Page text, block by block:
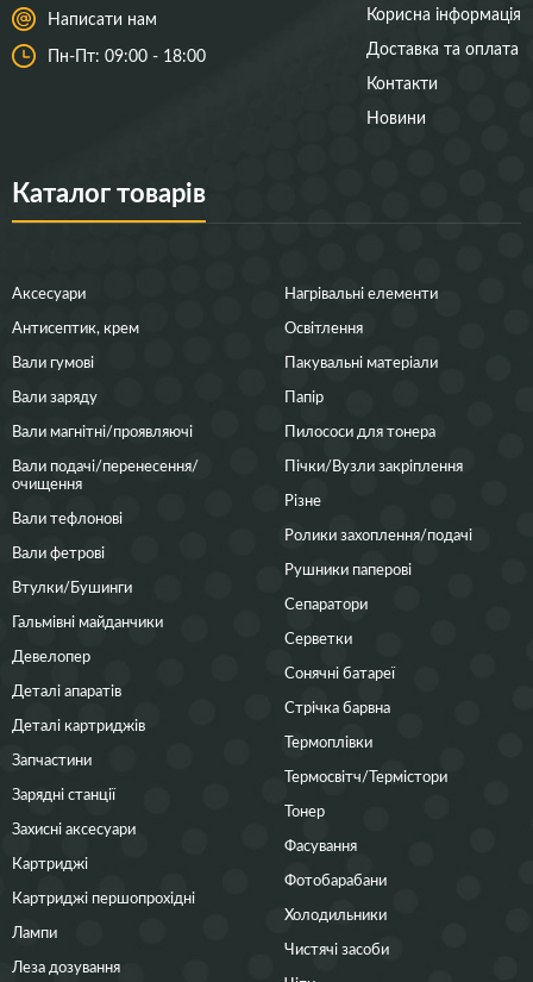
Написати нам
Пн-Пт: 09:00 - 18:00
Корисна інформація
Доставка та оплата
Контакти
Новини
Каталог товарів
Аксесуари
Антисептик, крем
Вали гумові
Вали заряду
Вали магнітні/проявляючі
Вали подачі/перенесення/
очищення
Вали тефлонові
Вали фетрові
Втулки/Бушинги
Гальмівні майданчики
Девелопер
Деталі апаратів
Деталі картриджів
Запчастини
Зарядні станції
Захисні аксесуари
Картриджі
Картриджі першопрохідні
Лампи
Леза дозування
Нагрівальні елементи
Освітлення
Пакувальні матеріали
Папір
Пилососи для тонера
Пічки/Вузли закріплення
Різне
Ролики захоплення/подачі
Рушники паперові
Сепаратори
Серветки
Сонячні батареї
Стрічка барвна
Термоплівки
Термосвітч/Термістори
Тонер
Фасування
Фотобарабани
Холодильники
Чистячі засоби